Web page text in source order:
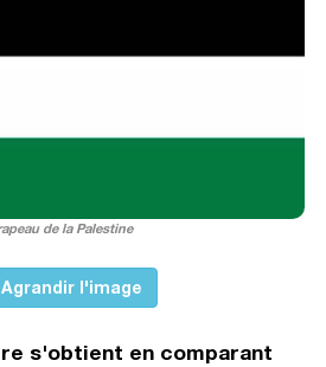
de la Palestine
Agrandir l'image
s'obtient en comparant